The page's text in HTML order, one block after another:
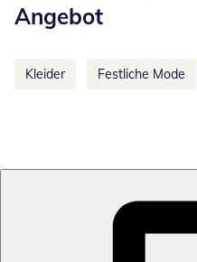
Angebot
Kleider Festliche Mode